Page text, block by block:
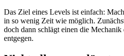
Das Ziel eines Levels ist einfach:
in so wenig Zeit wie möglich.
doch dann schlägt einen die
entgegen.